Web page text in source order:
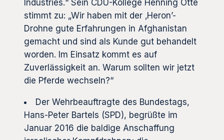
Industries.“ Sein CDU-Kollege Henning Otte
stimmt zu: „Wir haben mit der ‚Heron’-
Drohne gute Erfahrungen in Afghanistan
gemacht und sind als Kunde gut behandelt
worden. Im Einsatz kommt es auf
Zuverlässigkeit an. Warum sollten wir jetzt
die Pferde wechseln?“
Der Wehrbeauftragte des Bundestags,
Hans-Peter Bartels (SPD), begrüßte im
Januar 2016 die baldige Anschaffung